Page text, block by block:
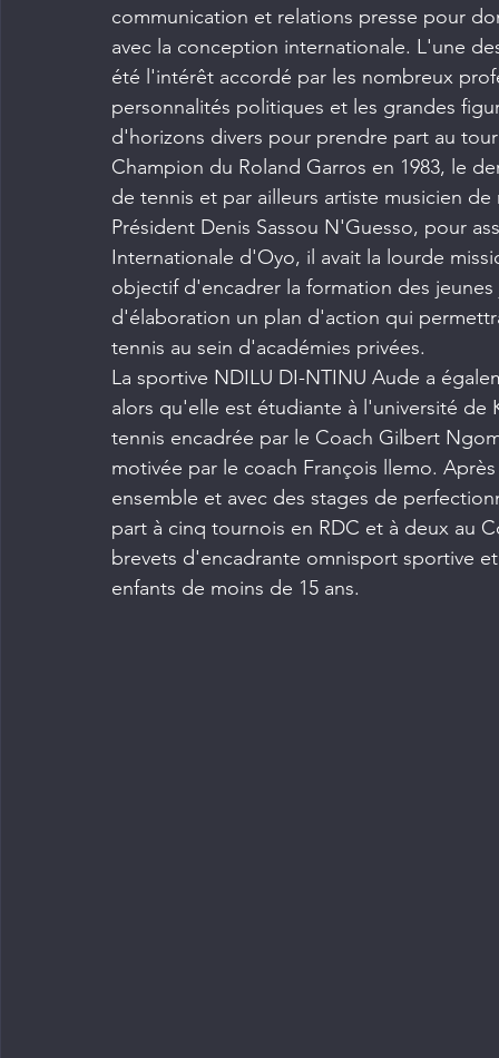
communication et relations presse pour
avec la conception internationale. L'une
été l'intérêt accordé par les nombreux
personnalités politiques et les grandes
d'horizons divers pour prendre part au
Champion du Roland Garros en 1983, le
de tennis et par ailleurs artiste musicien
Président Denis Sassou N'Guesso, pour
Internationale d'Oyo, il avait la lourde
objectif d'encadrer la formation des
d'élaboration un plan d'action qui
tennis au sein d'académies privées.
La sportive NDILU DI-NTINU Aude a
alors qu'elle est étudiante à l'université
tennis encadrée par le Coach Gilbert
motivée par le coach François llemo.
ensemble et avec des stages de
part à cinq tournois en RDC et à deux au
brevets d'encadrante omnisport sportive
enfants de moins de 15 ans.